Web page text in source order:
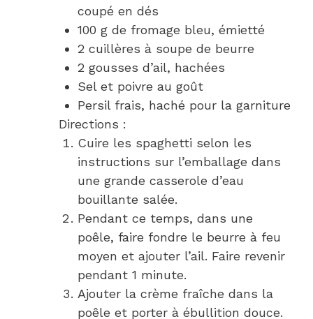
coupé en dés
100 g de fromage bleu, émietté
2 cuillères à soupe de beurre
2 gousses d’ail, hachées
Sel et poivre au goût
Persil frais, haché pour la garniture
Directions :
Cuire les spaghetti selon les
instructions sur l’emballage dans
une grande casserole d’eau
bouillante salée.
Pendant ce temps, dans une
poêle, faire fondre le beurre à feu
moyen et ajouter l’ail. Faire revenir
pendant 1 minute.
Ajouter la crème fraîche dans la
poêle et porter à ébullition douce.